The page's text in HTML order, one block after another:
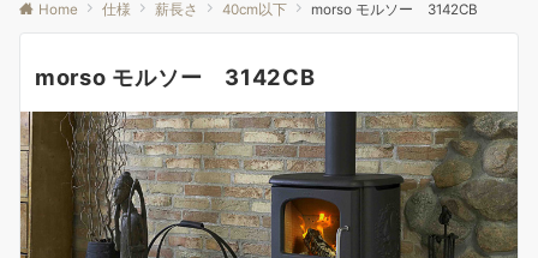
Home 仕様 薪長さ 40cm以下 morso モルソー 3142CB
morso モルソー 3142CB